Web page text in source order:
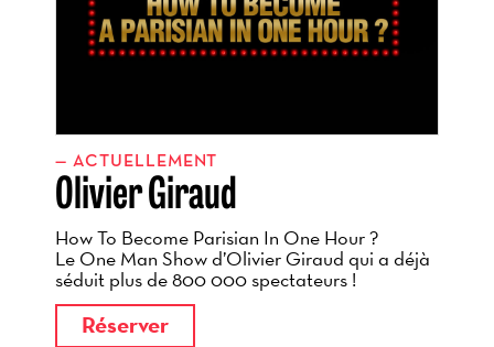
ACTUELLEMENT
Olivier Giraud
How To Become Parisian In One Hour?
Le One Man Show d’Olivier Giraud qui a déjà
séduit plus de 800000 spectateurs !
Réserver